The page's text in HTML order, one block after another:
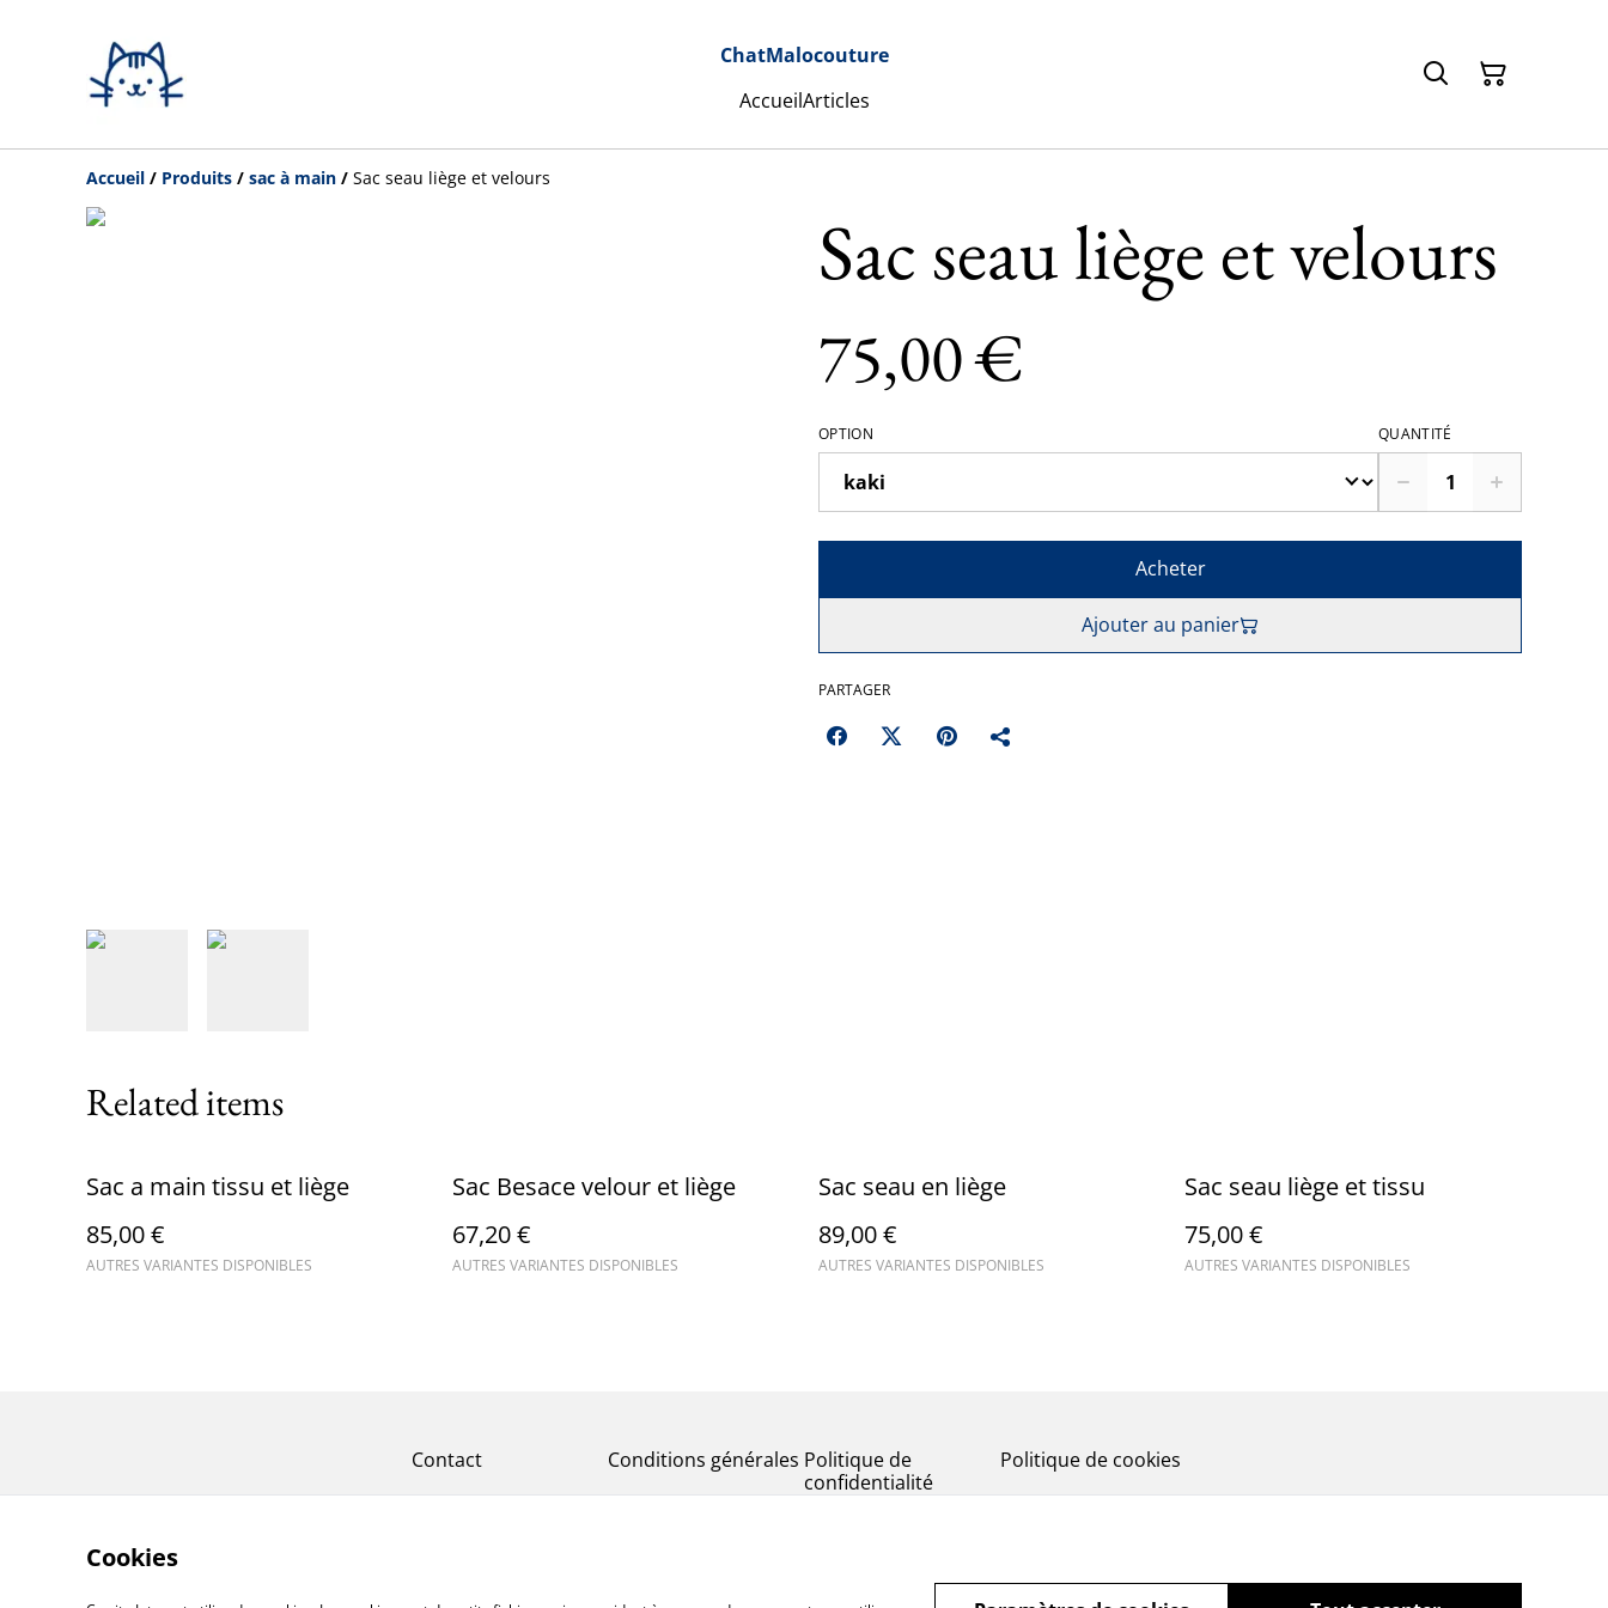
ChatMalocouture
AccueilArticles
Accueil / Produits / sac à main / Sac seau liège et velours
Sac seau liège et velours
75,00 €
OPTION QUANTITÉ
Acheter
Ajouter au panier
PARTAGER
Related items
Sac a main tissu et liège
85,00 €
AUTRES VARIANTES DISPONIBLES
Sac Besace velour et liège
67,20 €
AUTRES VARIANTES DISPONIBLES
Sac seau en liège
89,00 €
AUTRES VARIANTES DISPONIBLES
Sac seau liège et tissu
75,00 €
AUTRES VARIANTES DISPONIBLES
Contact Conditions générales Politique de
confidentialité
Politique de cookies
Cookies